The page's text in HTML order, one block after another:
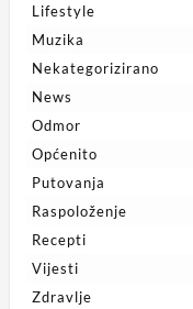
Lifestyle
Muzika
Nekategorizirano
News
Odmor
Općenito
Putovanja
Raspoloženje
Recepti
Vijesti
Zdravlje